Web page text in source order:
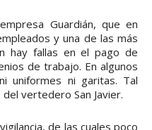
Guardián, que en
y una de las más
hay fallas en el pago de
de trabajo. En algunos
uniformes ni garitas. Tal
vertedero San Javier.
de las cuales poco